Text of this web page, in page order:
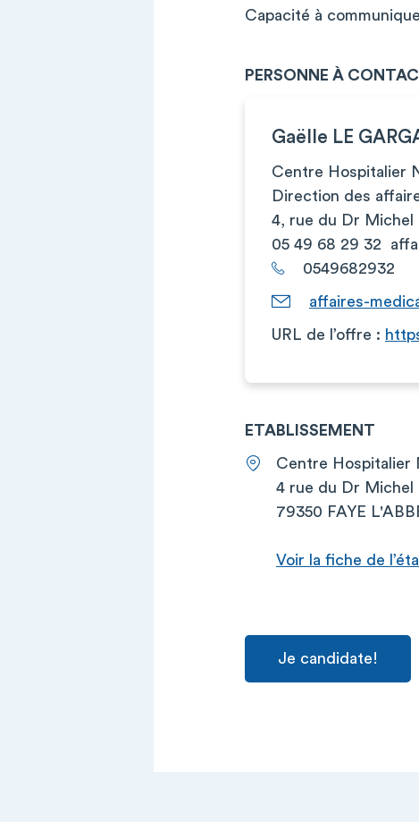
Capacité à
PERSONNE À
Gaëlle LE
Centre Hospitalier
Direction des
4, rue du Dr Michel
05 49 68 29 32
0549682932
affaires-
URL de l’offre :
ETABLISSEMENT
Centre Hospitalier
4 rue du Dr Michel
79350 FAYE
Voir la fiche de
Je candidate!